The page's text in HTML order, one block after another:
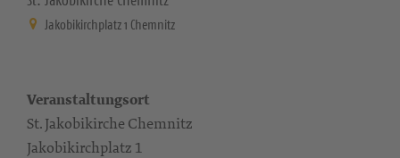
Jakobikirchplatz 1 Chemnitz
Veranstaltungsort
St. Jakobikirche Chemnitz
Jakobikirchplatz 1